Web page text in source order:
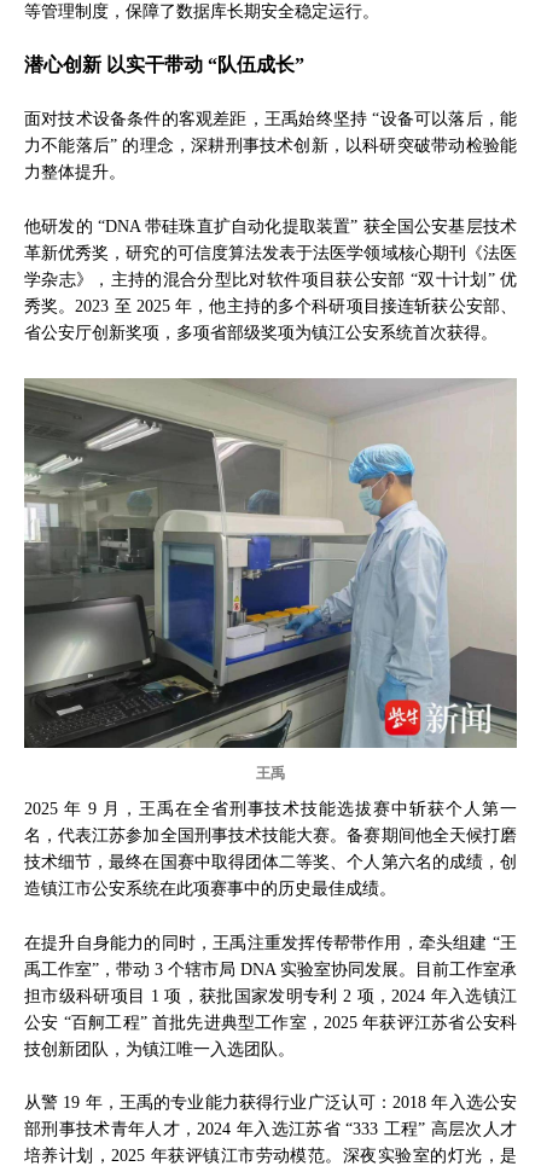
等管理制度，保障了数据库长期安全稳定运行。
潜心创新 以实干带动 “队伍成长”
面对技术设备条件的客观差距，王禹始终坚持 “设备可以落后，能
力不能落后” 的理念，深耕刑事技术创新，以科研突破带动检验能
力整体提升。
他研发的 “DNA 带硅珠直扩自动化提取装置” 获全国公安基层技术
革新优秀奖，研究的可信度算法发表于法医学领域核心期刊《法医
学杂志》，主持的混合分型比对软件项目获公安部 “双十计划” 优
秀奖。2023 至 2025 年，他主持的多个科研项目接连斩获公安部、
省公安厅创新奖项，多项省部级奖项为镇江公安系统首次获得。
王禹
2025 年 9 月，王禹在全省刑事技术技能选拔赛中斩获个人第一
名，代表江苏参加全国刑事技术技能大赛。备赛期间他全天候打磨
技术细节，最终在国赛中取得团体二等奖、个人第六名的成绩，创
造镇江市公安系统在此项赛事中的历史最佳成绩。
在提升自身能力的同时，王禹注重发挥传帮带作用，牵头组建 “王
禹工作室”，带动 3 个辖市局 DNA 实验室协同发展。目前工作室承
担市级科研项目 1 项，获批国家发明专利 2 项，2024 年入选镇江
公安 “百舸工程” 首批先进典型工作室，2025 年获评江苏省公安科
技创新团队，为镇江唯一入选团队。
从警 19 年，王禹的专业能力获得行业广泛认可：2018 年入选公安
部刑事技术青年人才，2024 年入选江苏省 “333 工程” 高层次人才
培养计划，2025 年获评镇江市劳动模范。深夜实验室的灯光，是